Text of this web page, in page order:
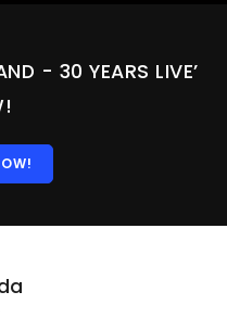
- 30 YEARS LIVE’